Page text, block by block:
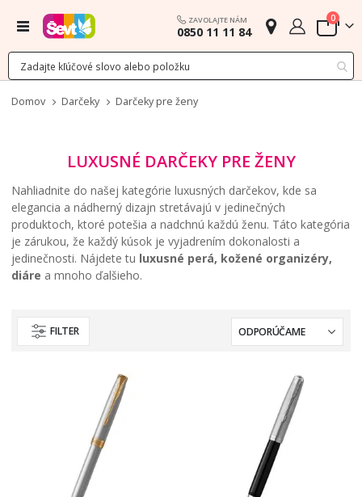
Menu ZAVOLAJTE NÁM
0850 11 11 84 Cart
0
Domov Darčeky Darčeky pre ženy
LUXUSNÉ DARČEKY PRE ŽENY
Nahliadnite do našej kategórie luxusných darčekov, kde sa
elegancia a nádherný dizajn stretávajú v jedinečných
produktoch, ktoré potešia a nadchnú každú ženu. Táto kategória
je zárukou, že každý kúsok je vyjadrením dokonalosti a
jedinečnosti. Nájdete tu luxusné perá, kožené organizéry,
diáre a mnoho ďalšieho.
FILTER